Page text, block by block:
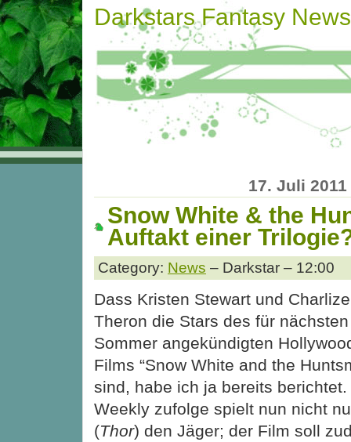
Darkstars Fantasy News
17. Juli 2011
Snow White & the
Auftakt einer
Category: News – Darkstar – 12:00
Dass Kristen Stewart und Charlize
Theron die Stars des für nächsten
Sommer angekündigten
Films “Snow White and the
sind, habe ich ja bereits
Weekly zufolge spielt nun nicht
(Thor) den Jäger; der Film soll